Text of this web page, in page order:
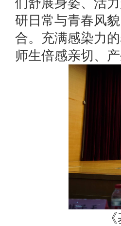
们舒展身姿、活
研日常与青春风
合。充满感染力
师生倍感亲切、